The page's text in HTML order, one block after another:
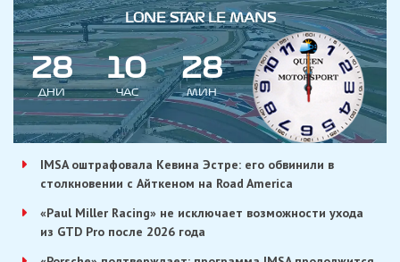
LONE STAR LE MANS
28
ДНИ
10
ЧАС
28
МИН
IMSA оштрафовала Кевина Эстре: его обвинили в
столкновении с Айткеном на Road America
«Paul Miller Racing» не исключает возможности ухода
из GTD Pro после 2026 года